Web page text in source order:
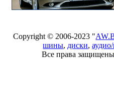
Copyright © 2006-2023 "
шины, диски,
Все права